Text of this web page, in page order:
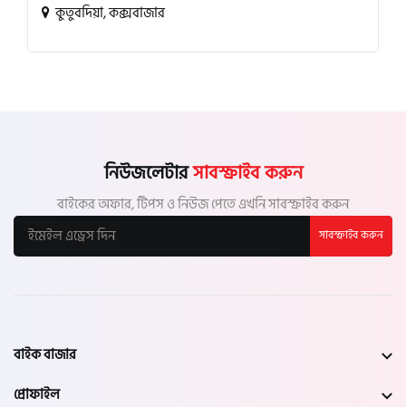
কুতুবদিয়া, কক্সবাজার
নিউজলেটারসাবস্ক্রাইব করুন
বাইকের অফার, টিপস ও নিউজ পেতে এখনি সাবস্ক্রাইব করুন
সাবস্ক্রাইব করুন
বাইক বাজার
প্রোফাইল